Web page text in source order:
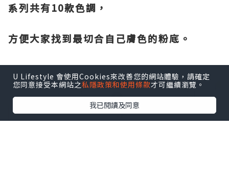
系列共有10款色調，
方便大家找到最切合自己膚色的粉底。
U Lifestyle 會使用Cookies來改善您的網站體驗，請確定
您同意接受本網站之私隱政策和使用條款才可繼續瀏覽。
我已閱讀及同意